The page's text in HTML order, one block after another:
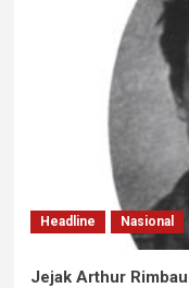
Headline Nasional
Jejak Arthur